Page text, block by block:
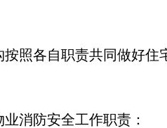
照各自职责共同做好住
消防安全工作职责：